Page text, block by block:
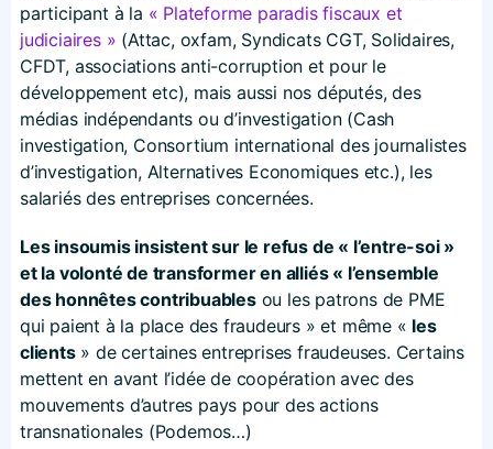
participant à la « Plateforme paradis fiscaux et
judiciaires » (Attac, oxfam, Syndicats CGT, Solidaires,
CFDT, associations anti-corruption et pour le
développement etc), mais aussi nos députés, des
médias indépendants ou d’investigation (Cash
investigation, Consortium international des journalistes
d’investigation, Alternatives Economiques etc.), les
salariés des entreprises concernées.
Les insoumis insistent sur le refus de « l’entre-soi »
et la volonté de transformer en alliés « l’ensemble
des honnêtes contribuablesou les patrons de PME
qui paient à la place des fraudeurs » et même « les
clients» de certaines entreprises fraudeuses. Certains
mettent en avant l’idée de coopération avec des
mouvements d’autres pays pour des actions
transnationales (Podemos…)